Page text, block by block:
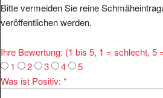
Bitte vermeiden Sie reine
veröffentlichen werden.
Ihre Bewertung: (1 bis 5, 1 = schlecht, 5
1
2 3 4
5
Was ist Positiv: *